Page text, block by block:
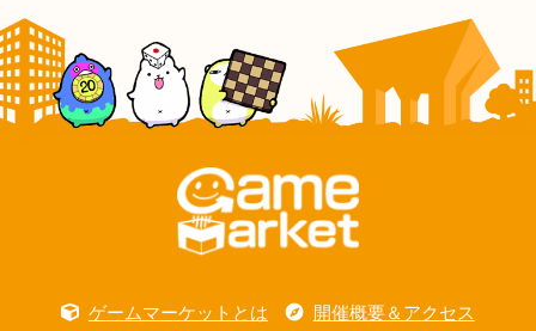
ゲームマーケットとは 開催概要＆アクセス